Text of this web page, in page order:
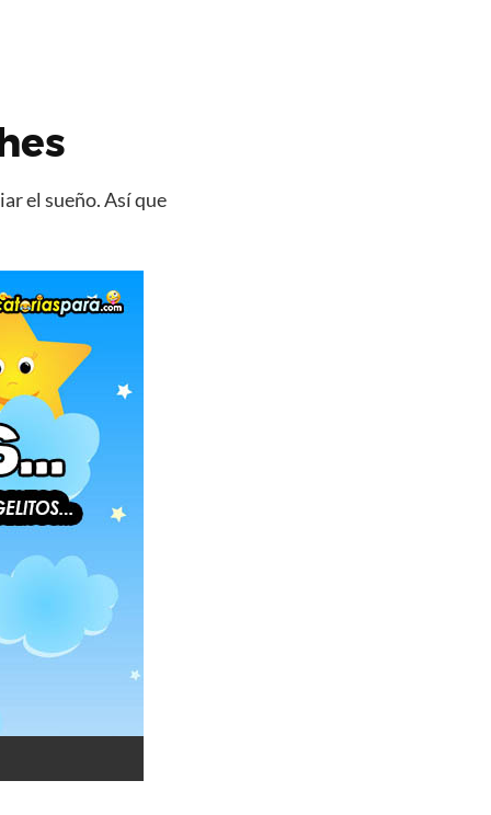
el sueño. Así que